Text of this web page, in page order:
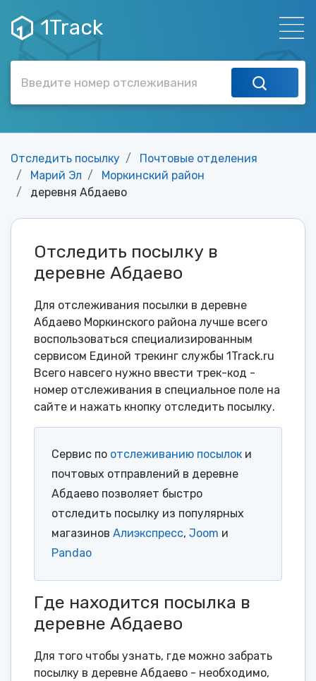
1Track
Отследить посылку
Почтовые отделения
Марий Эл
Моркинский район
деревня Абдаево
Отследить посылку в
деревне Абдаево
Для отслеживания посылки в деревне
Абдаево Моркинского района лучше всего
воспользоваться специализированным
сервисом Единой трекинг службы 1Track.ru
Всего навсего нужно ввести трек-код -
номер отслеживания в специальное поле на
сайте и нажать кнопку отследить посылку.
Сервис по отслеживанию посылок и
почтовых отправлений в деревне
Абдаево позволяет быстро
отследить посылку из популярных
магазинов Алиэкспресс, Joom и
Pandao
Где находится посылка в
деревне Абдаево
Для того чтобы узнать, где можно забрать
посылку в деревне Абдаево - необходимо,